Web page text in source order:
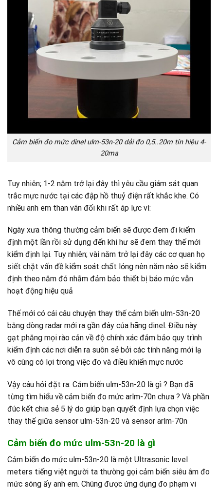
Cảm biến đo mức dinel ulm-53n-20 dải đo 0,5..20m tín hiệu 4-
20ma
Tuy nhiên; 1-2 năm trở lại đây thì yêu cầu giám sát quan
trắc mực nước tại các đập hồ thuỷ điện rất khắc khe. Có
nhiều anh em than vãn đối khi rất áp lực vì:
Ngày xưa thông thường cảm biến sẽ được đem đi kiểm
định một lần rồi sử dụng đến khi hư sẽ đem thay thế mới
kiểm định lại. Tuy nhiên; vài năm trở lại đây các cơ quan họ
siết chặt vấn đề kiểm soát chất lỏng nên năm nào sẽ kiểm
định theo năm đó nhằm đảm bảo thiết bị báo mức vẫn
hoạt động hiệu quả
Thế mới có cái câu chuyện thay thế cảm biến ulm-53n-20
bằng dòng radar mới ra gần đây của hãng dinel. Điều này
gạt phăng mọi rào cản về độ chính xác đảm bảo quy trình
kiểm định các nơi diễn ra suôn sẻ bởi các tính năng mới lạ
vô cùng có lợi trong việc đo và điều khiển mực nước
Vậy câu hỏi đặt ra: Cảm biến ulm-53n-20 là gì ? Bạn đã
từng tìm hiểu về cảm biến đo mức arlm-70n chưa ? Và phần
đúc kết chia sẻ 5 lý do giúp bạn quyết định lựa chọn việc
thay thế giữa sensor ulm-53n-20 và sensor arlm-70n
Cảm biến đo mức ulm-53n-20 là gì
Cảm biến đo mức ulm-53n-20 là một Ultrasonic level
meters tiếng việt người ta thường gọi cảm biến siêu âm đo
mức sóng ấy anh em. Chúng được ứng dụng đo phạm vi